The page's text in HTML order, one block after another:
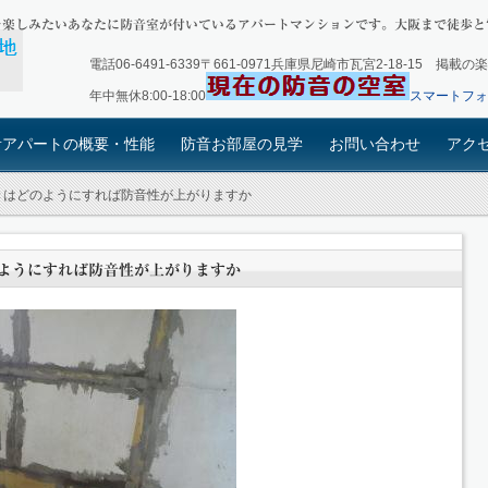
しみたいあなたに防音室が付いているアパートマンションです。大阪まで徒歩
電話06-6491-6339〒661-0971兵庫県尼崎市瓦宮2-18-15 掲載の
年中無休8:00-18:00 スマートフ
パートの概要・性能 防音お部屋の見学 お問い合わせ アク
どのようにすれば防音性が上がりますか
うにすれば防音性が上がりますか